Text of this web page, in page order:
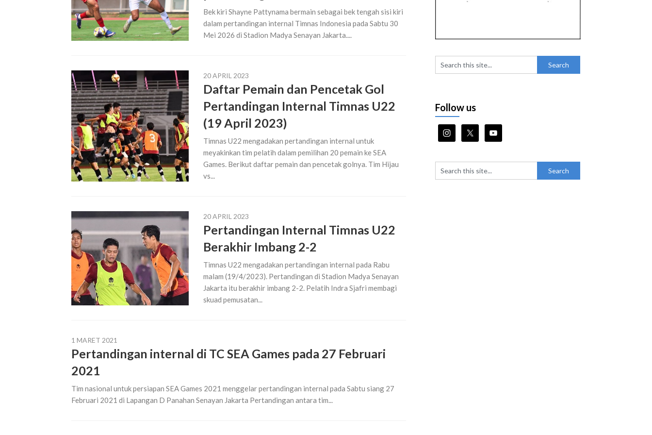
Bek kiri Shayne Pattynama bermain sebagai bek tengah sisi kiri
dalam pertandingan internal Timnas Indonesia pada Sabtu 30
Mei 2026 di Stadion Madya Senayan Jakarta....
20 APRIL 2023
Daftar Pemain dan Pencetak Gol
Pertandingan Internal Timnas U22
(19 April 2023)
Timnas U22 mengadakan pertandingan internal untuk
meyakinkan tim pelatih dalam pemilihan 20 pemain ke SEA
Games. Berikut daftar pemain dan pencetak golnya. Tim Hijau
vs...
20 APRIL 2023
Pertandingan Internal Timnas U22
Berakhir Imbang 2-2
Timnas U22 mengadakan pertandingan internal pada Rabu
malam (19/4/2023). Pertandingan di Stadion Madya Senayan
Jakarta itu berakhir imbang 2-2. Pelatih Indra Sjafri membagi
skuad pemusatan...
1 MARET 2021
Pertandingan internal di TC SEA Games pada 27 Februari
2021
Tim nasional untuk persiapan SEA Games 2021 menggelar pertandingan internal pada Sabtu siang 27
Februari 2021 di Lapangan D Panahan Senayan Jakarta Pertandingan antara tim...
Follow us